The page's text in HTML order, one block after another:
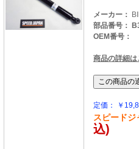
メーカー：
部品番号：
OEM番号：
商品の詳細
定価： ￥
スピードジ
込)